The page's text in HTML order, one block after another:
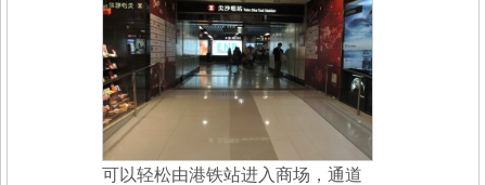
可以轻松由港铁站进入商场，通道